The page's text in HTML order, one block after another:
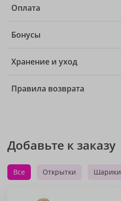
Оплата
Бонусы
Хранение и уход
Правила возврата
Добавьте к заказу
Все Открытки Шарики